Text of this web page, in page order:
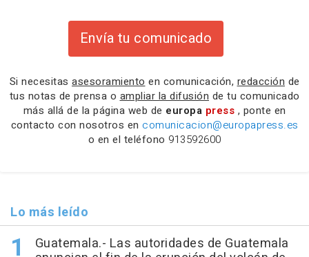
Envía tu comunicado
Si necesitas asesoramiento en comunicación, redacción de
tus notas de prensa o ampliar la difusión de tu comunicado
más allá de la página web de europa press , ponte en
contacto con nosotros en comunicacion@europapress.es
o en el teléfono 913592600
Lo más leído
Guatemala.- Las autoridades de Guatemala